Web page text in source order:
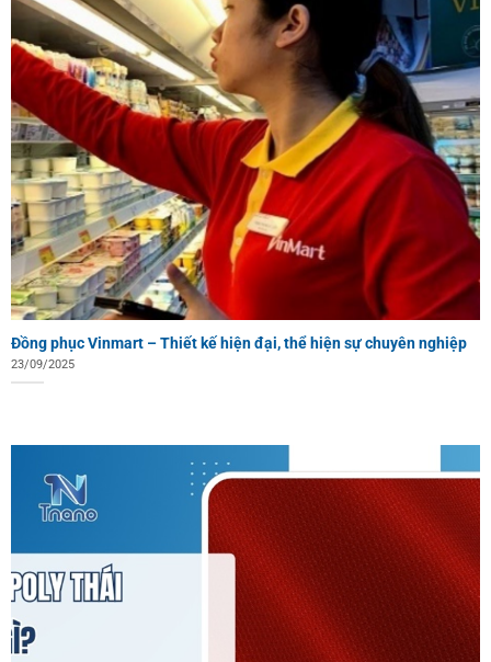
Đồng phục Vinmart – Thiết kế hiện đại, thể hiện sự chuyên nghiệp
23/09/2025